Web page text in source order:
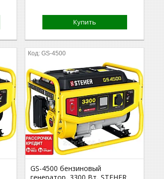
Купить
GS-4500
GS-4500 бензиновый